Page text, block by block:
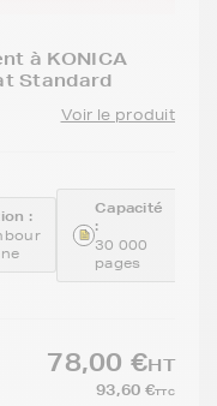
à KONICA
Standard
Voir le produit
:
Capacité
:
30 000
pages
78,00 €HT
93,60 €TTC